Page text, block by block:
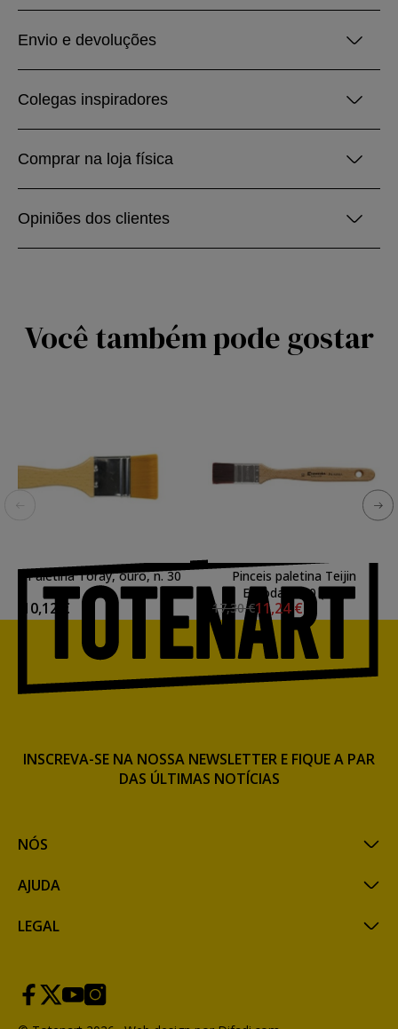
Envio e devoluções
Colegas inspiradores
Comprar na loja física
Opiniões dos clientes
Você também pode gostar
Paletina Toray, ouro, n. 30
10,12 €
Pinceis paletina Teijin
Escoda 2350 (n.9)
17,30 €11,24 €
NÓS
AJUDA
LEGAL
INSCREVA-SE NA NOSSA NEWSLETTER E FIQUE A PAR
DAS ÚLTIMAS NOTÍCIAS